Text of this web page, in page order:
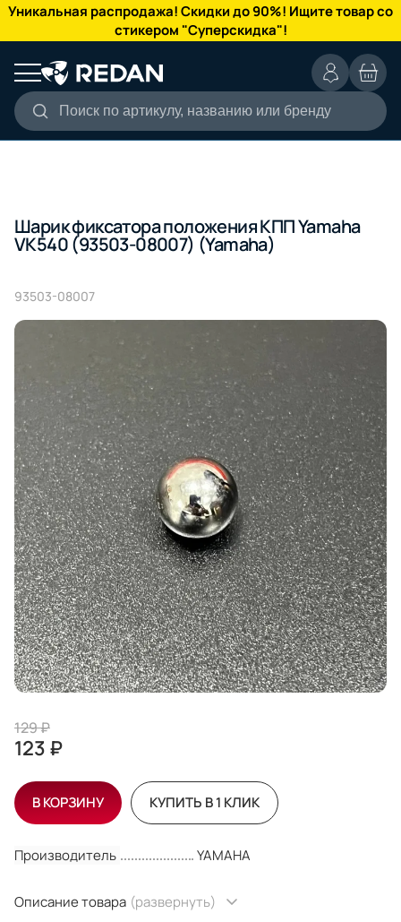
Уникальная распродажа! Скидки до 90%! Ищите товар со
стикером "Суперскидка"!
Поиск по артикулу, названию или бренду
КАТАЛОГ
Шарик фиксатора положения КПП Yamaha
VK540 (93503-08007) (Yamaha)
93503-08007
Производитель YAMAHA
Описание товара (развернуть)
129 ₽
123 ₽
В КОРЗИНУ КУПИТЬ В 1 КЛИК